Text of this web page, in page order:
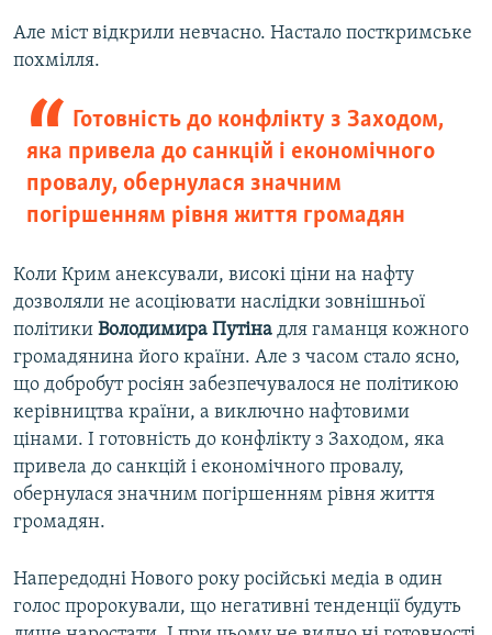
Але міст відкрили невчасно. Настало посткримське
похмілля.
Готовність до конфлікту з Заходом,
яка привела до санкцій і економічного
провалу, обернулася значним
погіршенням рівня життя громадян
Коли Крим анексували, високі ціни на нафту
дозволяли не асоціювати наслідки зовнішньої
політики Володимира Путіна для гаманця кожного
громадянина його країни. Але з часом стало ясно,
що добробут росіян забезпечувалося не політикою
керівництва країни, а виключно нафтовими
цінами. І готовність до конфлікту з Заходом, яка
привела до санкцій і економічного провалу,
обернулася значним погіршенням рівня життя
громадян.
Напередодні Нового року російські медіа в один
голос пророкували, що негативні тенденції будуть